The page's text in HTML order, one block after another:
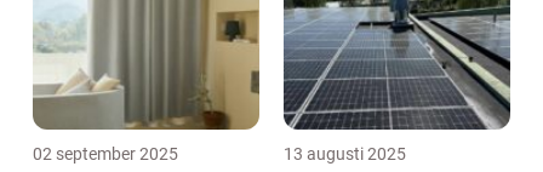
02 september 2025 13 augusti 2025